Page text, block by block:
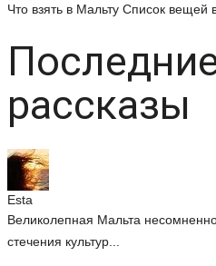
Что взять в Мальту Список вещей
рассказы
Esta
Великолепная Мальта
стечения культур...